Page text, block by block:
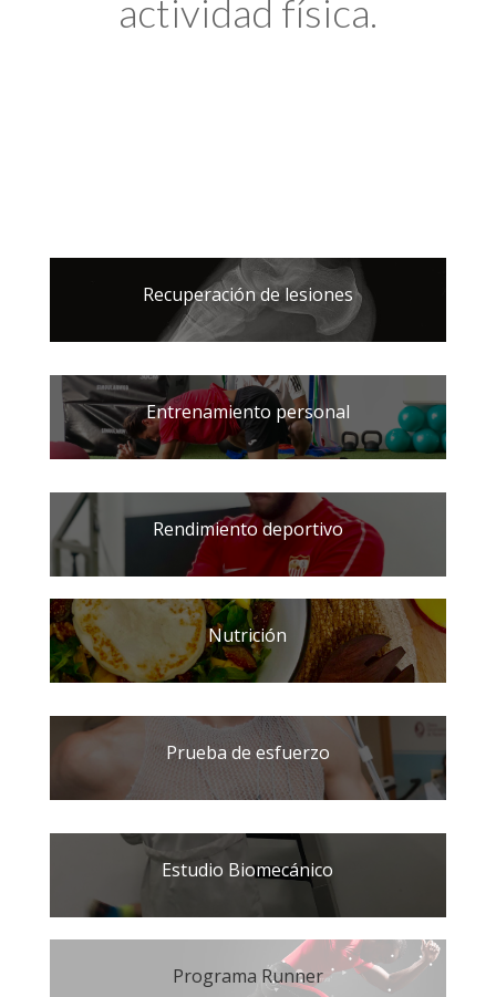
actividad física.
Recuperación de lesiones
Entrenamiento personal
Rendimiento deportivo
Nutrición
Prueba de esfuerzo
Estudio Biomecánico
Programa Runner